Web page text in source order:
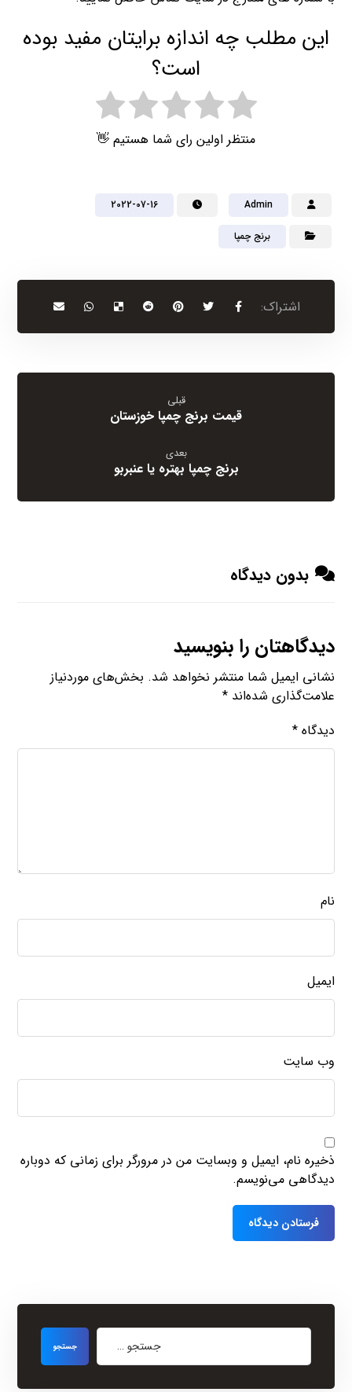
این مطلب چه اندازه برایتان مفید بوده
است؟
منتظر اولین رای شما هستیم 👋
Admin
2022-07-16
برنج چمپا
قبلی
قیمت برنج چمپا خوزستان
بعدی
برنج چمپا بهتره یا عنبربو
بدون دیدگاه
دیدگاهتان را بنویسید
نشانی ایمیل شما منتشر نخواهد شد. بخش‌های موردنیاز
علامت‌گذاری شده‌اند*
دیدگاه*
نام
ایمیل
وب‌ سایت
ذخیره نام، ایمیل و وبسایت من در مرورگر برای زمانی که دوباره
دیدگاهی می‌نویسم.